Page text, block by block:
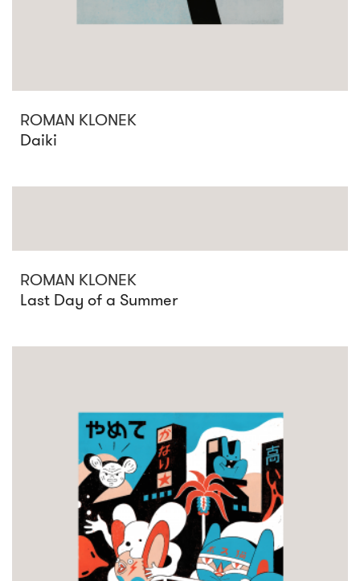
ROMAN KLONEK
Daiki
ROMAN KLONEK
Last Day of a Summer